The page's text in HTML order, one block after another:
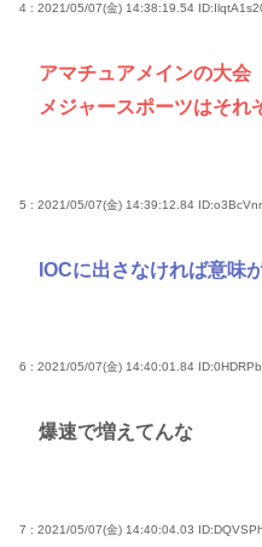
4 : 2021/05/07(金) 14:38:19.54
アマチュアメインの大会
メジャースポーツはそれ
5 : 2021/05/07(金) 14:39:12.84
IOCに出さなければ意味
6 : 2021/05/07(金) 14:40:01.84
爆速で増えてんな
7 : 2021/05/07(金) 14:40:04.03